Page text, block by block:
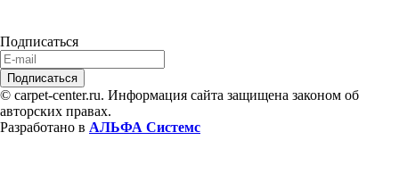
Подписаться
© carpet-center.ru. Информация сайта защищена законом об
авторских правах.
Разработано в АЛЬФА Системс